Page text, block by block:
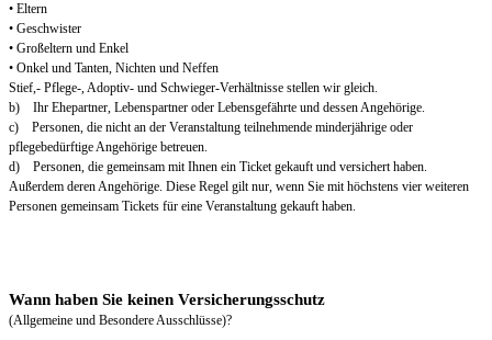
• Eltern
• Geschwister
• Großeltern und Enkel
• Onkel und Tanten, Nichten und Neffen
Stief,- Pflege-, Adoptiv- und Schwieger-Verhältnisse stellen wir gleich.
b) Ihr Ehepartner, Lebenspartner oder Lebensgefährte und dessen Angehörige.
c) Personen, die nicht an der Veranstaltung teilnehmende minderjährige oder
pflegebedürftige Angehörige betreuen.
d) Personen, die gemeinsam mit Ihnen ein Ticket gekauft und versichert haben.
Außerdem deren Angehörige. Diese Regel gilt nur, wenn Sie mit höchstens vier weiteren
Personen gemeinsam Tickets für eine Veranstaltung gekauft haben.
Wann haben Sie keinen Versicherungsschutz
(Allgemeine und Besondere Ausschlüsse)?